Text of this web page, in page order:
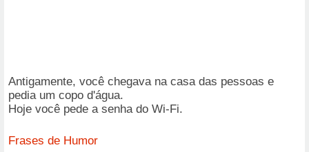
Antigamente, você chegava na casa das pessoas e
pedia um copo d'água.
Hoje você pede a senha do Wi-Fi.
Frases de Humor